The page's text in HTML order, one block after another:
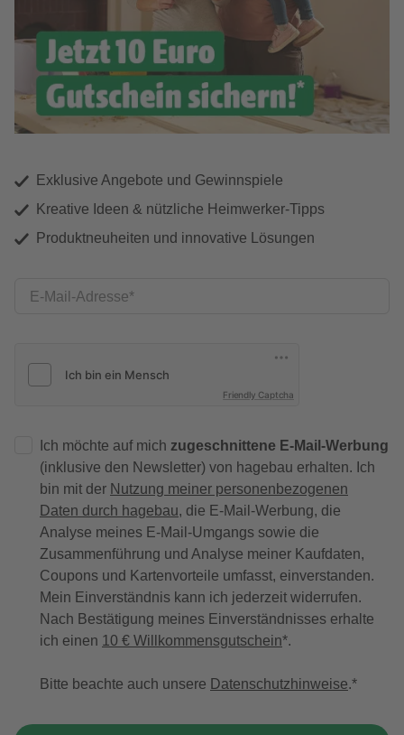
Exklusive Angebote und Gewinnspiele
Kreative Ideen & nützliche Heimwerker-Tipps
Produktneuheiten und innovative Lösungen
E-Mail-Adresse
Friendly Captcha
Ich möchte auf mich zugeschnittene E-Mail-Werbung
(inklusive den Newsletter) von hagebau erhalten. Ich
bin mit der Nutzung meiner personenbezogenen
Daten durch hagebau, die E-Mail-Werbung, die
Analyse meines E-Mail-Umgangs sowie die
Zusammenführung und Analyse meiner Kaufdaten,
Coupons und Kartenvorteile umfasst, einverstanden.
Mein Einverständnis kann ich jederzeit widerrufen.
Nach Bestätigung meines Einverständnisses erhalte
ich einen 10 € Willkommensgutschein*.
Bitte beachte auch unsere Datenschutzhinweise.